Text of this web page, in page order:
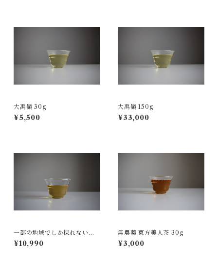
大禹嶺 30g
¥5,500
大禹嶺 150g
¥33,000
一部の地域でしか採れない文
山茶 150g
¥10,990
無農薬 東方美人茶 30g
¥3,000